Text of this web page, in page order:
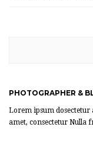
PHOTOGRAPHER &
Lorem ipsum
amet, consectetur Nulla